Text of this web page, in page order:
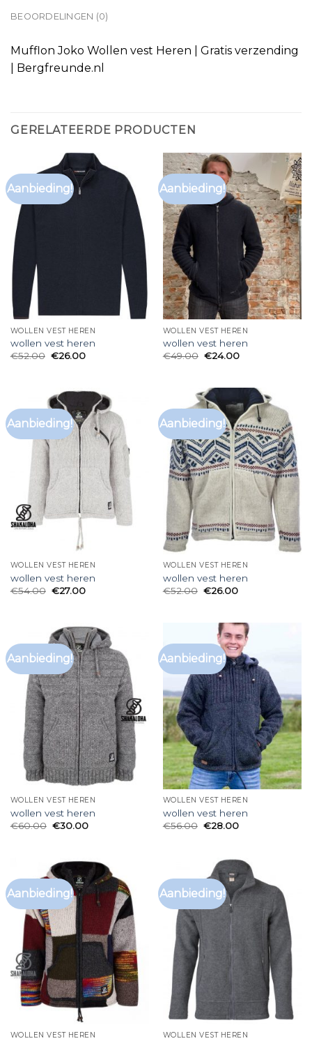
BEOORDELINGEN (0)
Mufflon Joko Wollen vest Heren | Gratis verzending
| Bergfreunde.nl
GERELATEERDE PRODUCTEN
Aanbieding!
WOLLEN VEST HEREN
wollen vest heren
€52.00 €26.00
Aanbieding!
WOLLEN VEST HEREN
wollen vest heren
€49.00 €24.00
Aanbieding!
WOLLEN VEST HEREN
wollen vest heren
€54.00 €27.00
Aanbieding!
WOLLEN VEST HEREN
wollen vest heren
€52.00 €26.00
Aanbieding!
WOLLEN VEST HEREN
wollen vest heren
€60.00 €30.00
Aanbieding!
WOLLEN VEST HEREN
wollen vest heren
€56.00 €28.00
Aanbieding!
WOLLEN VEST HEREN
Aanbieding!
WOLLEN VEST HEREN